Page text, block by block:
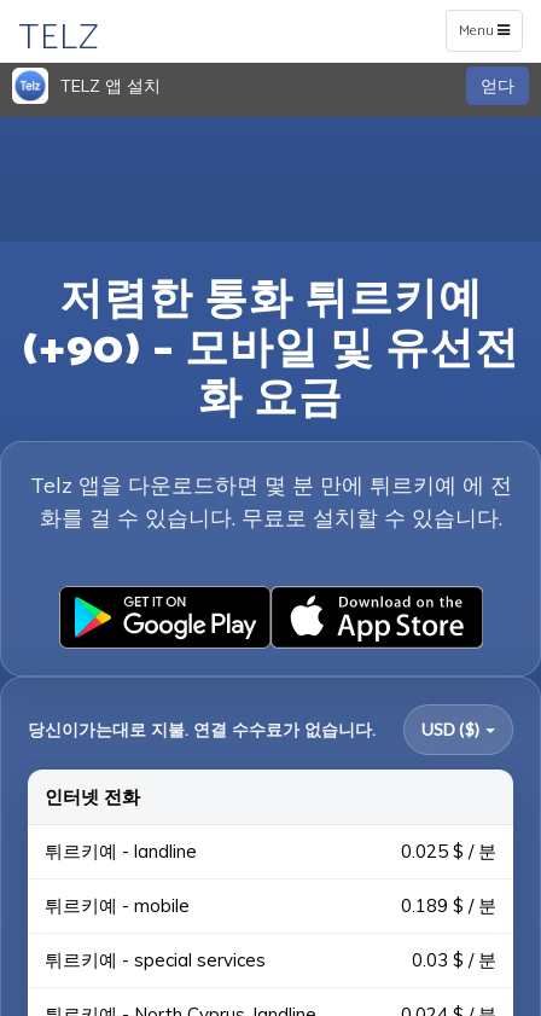
Toggle
navigation
Menu
TELZ
TELZ 앱 설치 얻다
저렴한 통화 튀르키예
(+90) – 모바일 및 유선전
화 요금
Telz 앱을 다운로드하면 몇 분 만에 튀르키예 에 전
화를 걸 수 있습니다. 무료로 설치할 수 있습니다.
당신이가는대로 지불. 연결 수수료가 없습니다. USD ($)
인터넷 전화
튀르키예 - landline 0.025 $ / 분
튀르키예 - mobile 0.189 $ / 분
튀르키예 - special services 0.03 $ / 분